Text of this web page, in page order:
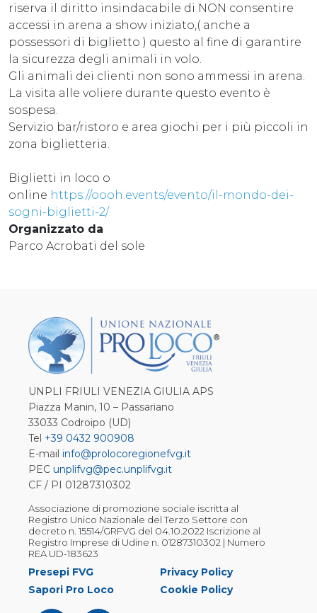
riserva il diritto insindacabile di NON consentire
accessi in arena a show iniziato,( anche a
possessori di biglietto ) questo al fine di garantire
la sicurezza degli animali in volo.
Gli animali dei clienti non sono ammessi in arena.
La visita alle voliere durante questo evento è
sospesa.
Servizio bar/ristoro e area giochi per i più piccoli in
zona biglietteria.
Biglietti in loco o
online https://oooh.events/evento/il-mondo-dei-
sogni-biglietti-2/
Organizzato da
Parco Acrobati del sole
UNPLI FRIULI VENEZIA GIULIA APS
Piazza Manin, 10 – Passariano
33033 Codroipo (UD)
Tel +39 0432 900908
E-mail info@prolocoregionefvg.it
PEC unplifvg@pec.unplifvg.it
CF / PI 01287310302
Associazione di promozione sociale iscritta al
Registro Unico Nazionale del Terzo Settore con
decreto n. 15514/GRFVG del 04.10.2022 Iscrizione al
Registro Imprese di Udine n. 01287310302 | Numero
REA UD-183623
Presepi FVG
Sapori Pro Loco
Privacy Policy
Cookie Policy